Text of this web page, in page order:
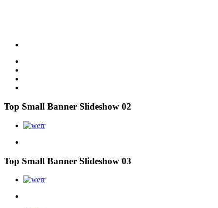
Top Small Banner Slideshow 02
Top Small Banner Slideshow 03